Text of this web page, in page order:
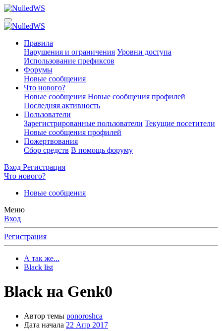
Правила
Нарушения и ограничения Уровни доступа
Использование префиксов
Форумы
Новые сообщения
Что нового?
Новые сообщения Новые сообщения профилей
Последняя активность
Пользователи
Зарегистрированные пользователи Текущие посетители
Новые сообщения профилей
Пожертвования
Сбор средств В помощь форуму
Вход Регистрация
Что нового?
Новые сообщения
Меню
Вход
Регистрация
А так же...
Black list
Black на Genk0
Автор темы ponoroshca
Дата начала 22 Апр 2017